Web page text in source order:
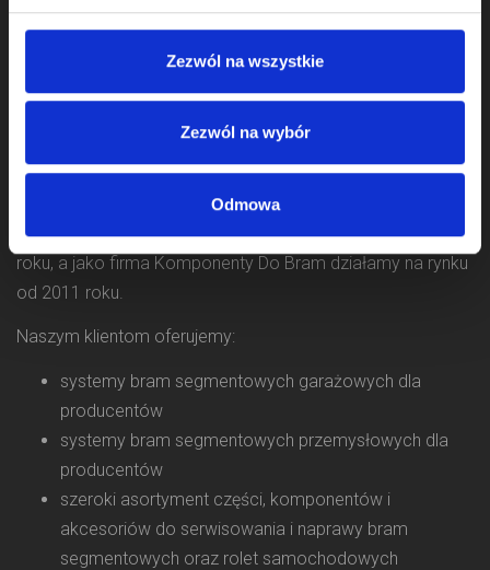
Zezwól na wszystkie
Zezwól na wybór
Odmowa
Zajmujemy się sprzedażą komponentów do bram od 2009
roku, a jako firma Komponenty Do Bram działamy na rynku
od 2011 roku.
Naszym klientom oferujemy:
systemy bram segmentowych garażowych dla
producentów
systemy bram segmentowych przemysłowych dla
producentów
szeroki asortyment części, komponentów i
akcesoriów do serwisowania i naprawy bram
segmentowych oraz rolet samochodowych